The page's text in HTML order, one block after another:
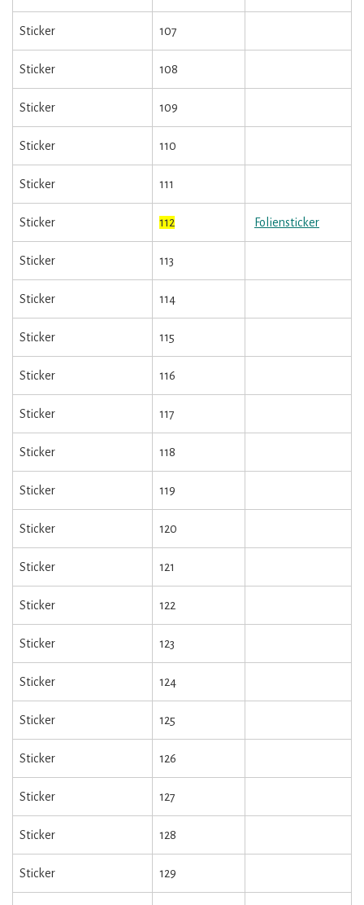
Sticker 107
Sticker 108
Sticker 109
Sticker 110
Sticker 111
Sticker 112 Foliensticker
Sticker 113
Sticker 114
Sticker 115
Sticker 116
Sticker 117
Sticker 118
Sticker 119
Sticker 120
Sticker 121
Sticker 122
Sticker 123
Sticker 124
Sticker 125
Sticker 126
Sticker 127
Sticker 128
Sticker 129